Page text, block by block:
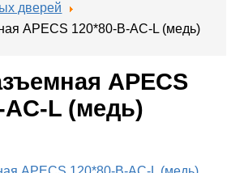
дверей
APECS 120*80-B-AC-L (медь)
APECS
AC-L (медь)